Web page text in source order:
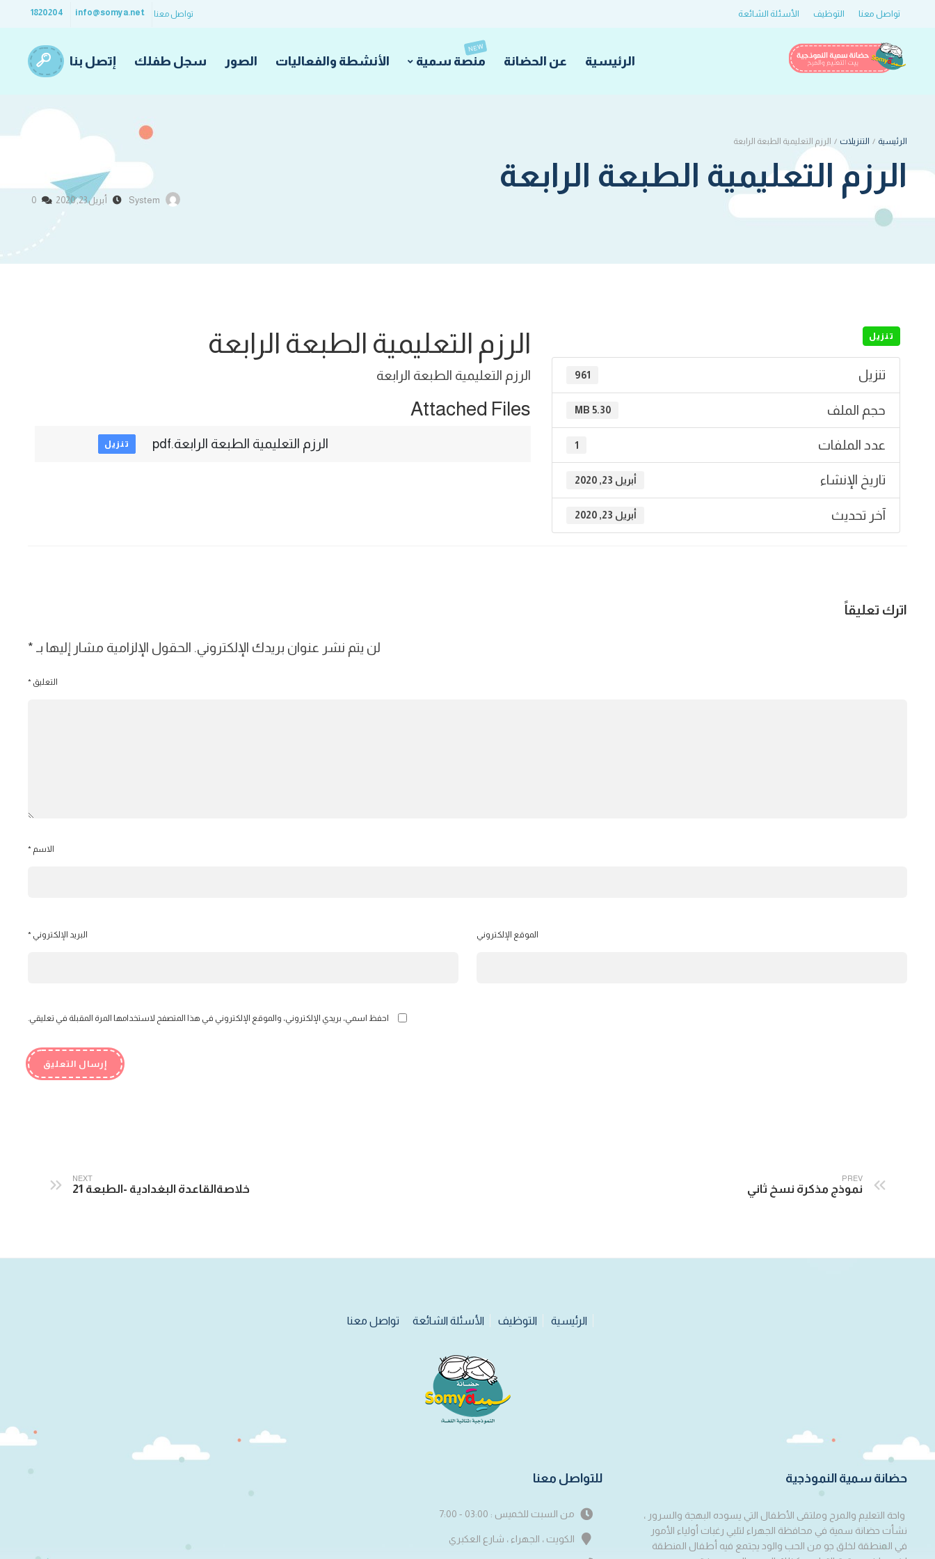
تواصل معنا info@somya.net
1820204 الأسئلة الشائعة التوظيف تواصل معنا
الرئيسية عن الحضانة منصة سمية
NEW
الأنشطة والفعاليات الصور سجل طفلك إتصل بنا
الرئيسية / التنزيلات / الرزم التعليمية الطبعة الرابعة
الرزم التعليمية الطبعة الرابعة
System أبريل 23, 2020 0
تنزيل
تنزيل 961
حجم الملف 5.30 MB
عدد الملفات 1
تاريخ الإنشاء أبريل 23, 2020
آخر تحديث أبريل 23, 2020
الرزم التعليمية الطبعة الرابعة
الرزم التعليمية الطبعة الرابعة
Attached Files
الرزم التعليمية الطبعة الرابعة.pdf تنزيل
اترك تعليقاً
لن يتم نشر عنوان بريدك الإلكتروني. الحقول الإلزامية مشار إليها بـ *
التعليق *
الاسم *
البريد الإلكتروني * الموقع الإلكتروني
احفظ اسمي، بريدي الإلكتروني، والموقع الإلكتروني في هذا المتصفح لاستخدامها المرة المقبلة في تعليقي.
PREV
نموذج مذكرة نسخ ثاني
NEXT
خلاصةالقاعدة البغدادية -الطبعة 21
الرئيسية التوظيف الأسئلة الشائعة تواصل معنا
للتواصل معنا
من السبت للخميس : 03:00 - 7:00
الكويت ، الجهراء ، شارع العكبري
حضانة سمية النموذجية
واحة التعليم والمرح وملتقى الأطفال التي يسوده البهجة والسرور ،
نشأت حضانة سمية في محافظة الجهراء لتلبي رغبات أولياء الأمور
في المنطقة لخلق جو من الحب والود يجتمع فيه أطفال المنطقة